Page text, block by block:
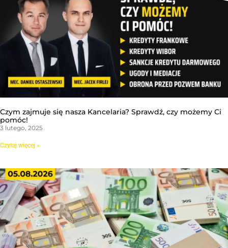
Czym zajmuje się nasza Kancelaria? Sprawdź, czy możemy Ci
pomóc!
3 lutego, 2025
Czytaj więcej »